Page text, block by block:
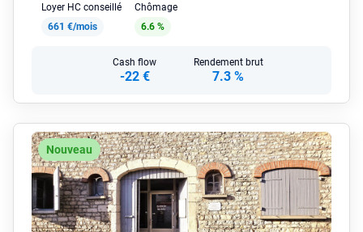
Loyer HC conseillé
661 €/mois
Chômage
6.6 %
Cash flow
-22 €
Rendement brut
7.3 %
Nouveau